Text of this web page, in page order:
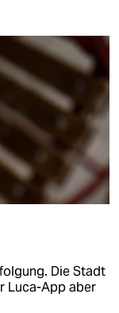
Die Stadt
Luca-App aber